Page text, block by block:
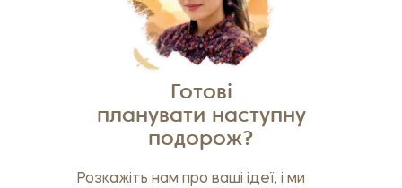
Готові
планувати наступну
подорож?
Розкажіть нам про ваші ідеї, і ми